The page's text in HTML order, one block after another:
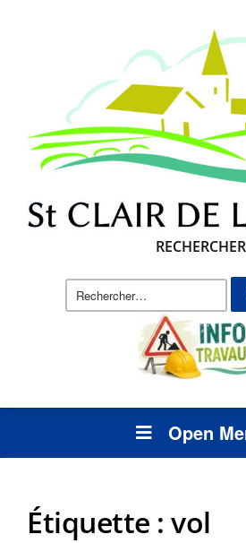
RECHERCHER
Rechercher :
Open
Étiquette : vol